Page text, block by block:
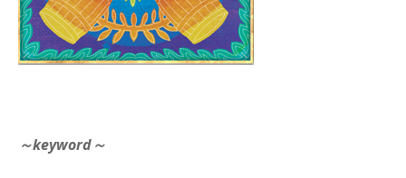
～keyword～